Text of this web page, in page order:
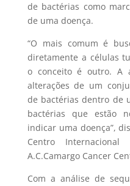
de bactérias como
de uma doença.
“O mais comum é
diretamente a células
o conceito é outro. A
alterações de um
de bactérias dentro de
bactérias que estão
indicar uma doença”,
Centro
A.C.Camargo Cancer
Com a análise de